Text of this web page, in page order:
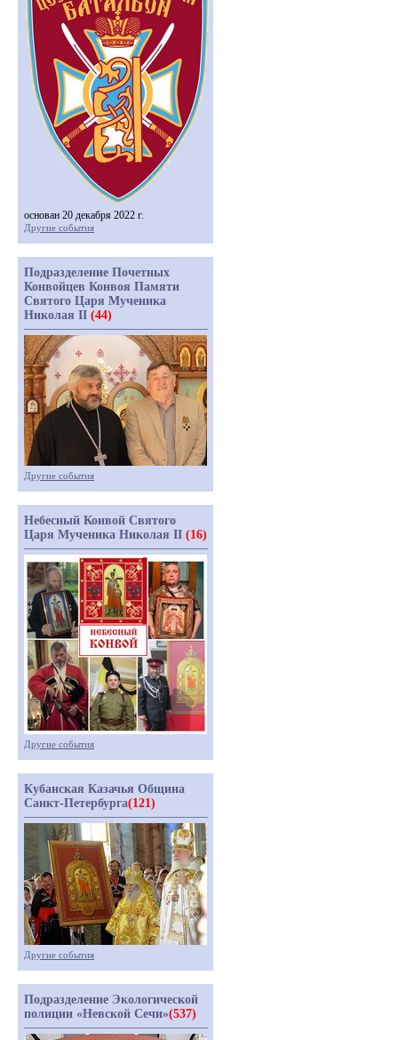
основан 20 декабря 2022 г.
Другие события
Подразделение Почетных
Конвойцев Конвоя Памяти
Святого Царя Мученика
Николая II (44)
Другие события
Небесный Конвой Святого
Царя Мученика Николая II (16)
Другие события
Кубанская Казачья Община
Санкт-Петербурга(121)
Другие события
Подразделение Экологической
полиции «Невской Сечи»(537)